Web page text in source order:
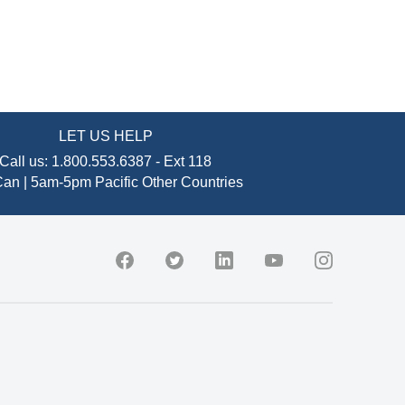
LET US HELP
Call us: 1.800.553.6387 - Ext 118
| 5am-5pm Pacific Other Countries